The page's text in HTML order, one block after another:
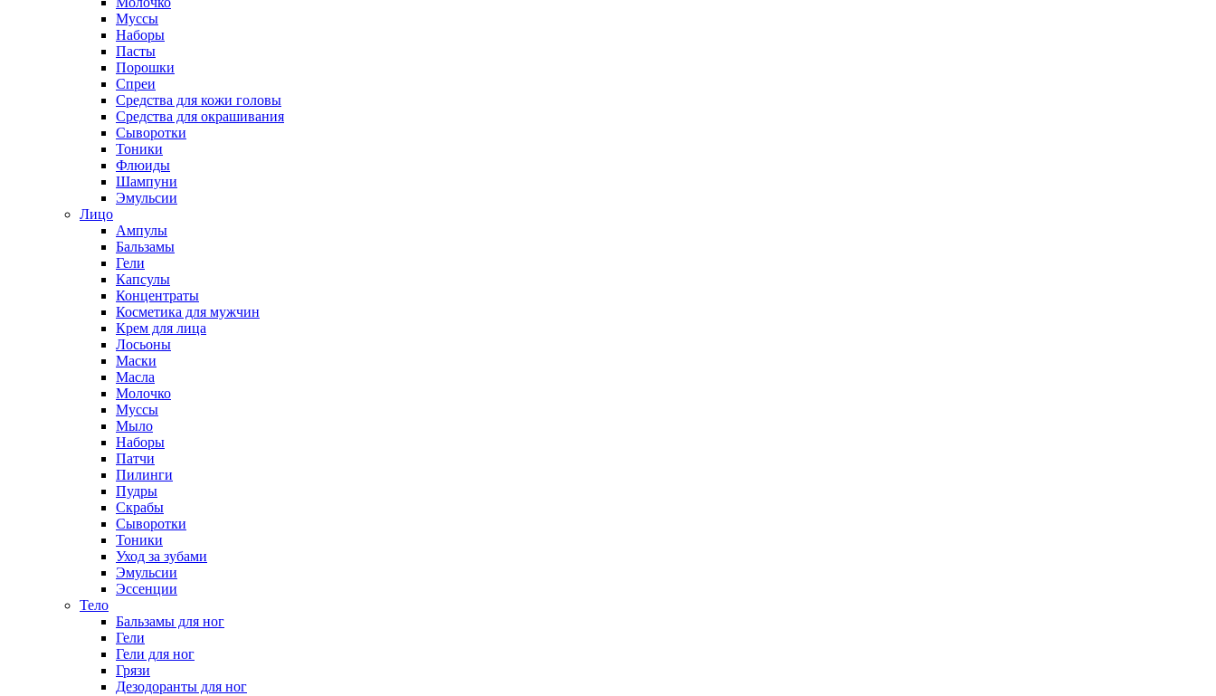
Муссы
Наборы
Пасты
Порошки
Спреи
Средства для кожи головы
Средства для окрашивания
Сыворотки
Тоники
Флюиды
Шампуни
Эмульсии
Лицо
Ампулы
Бальзамы
Гели
Капсулы
Концентраты
Косметика для мужчин
Крем для лица
Лосьоны
Маски
Масла
Молочко
Муссы
Мыло
Наборы
Патчи
Пилинги
Пудры
Скрабы
Сыворотки
Тоники
Уход за зубами
Эмульсии
Эссенции
Тело
Бальзамы для ног
Гели
Гели для ног
Грязи
Дезодоранты для ног